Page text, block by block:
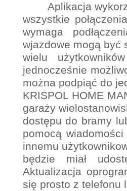
Aplikacja
wszystkie
wymaga
wjazdowe mogą być
wielu
jednocześnie
można podpiąć do
KRISPOL HOME
garaży
dostępu do bramy
pomocą
innemu
będzie miał
Aktualizacja
się prosto z telefonu